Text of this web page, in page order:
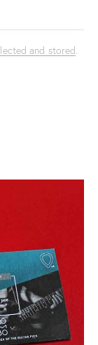
and stored